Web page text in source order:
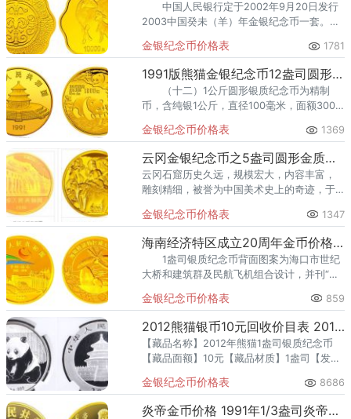
中国人民银行定于2002年9月20日发行
2003中国癸未（羊）年金银纪念币一套。该
均为中华人民共和国法定货币。
金银纪念币价格表 1781
1991版熊猫金银纪念币12盎司圆形金质纪念币
（十二）1公斤圆形银质纪念币为精制
币，含纯银1公斤，直径100毫米，面额300
金银纪念币价格表 1369
云冈金银纪念币之5盎司圆形金质纪念币
云冈石窟历史久远，规模宏大，内容丰富，
雕刻精细，被誉为中国美术史上的奇迹，于
金银纪念币价格表 1347
海南经济特区成立20周年金币价格解说
1盎司银质纪念币背面图案为海口市世纪
大桥和建筑群及民航飞机组合设计，并刊“海
金银纪念币价格表 859
2012熊猫银币10元回收价目表 2012熊猫银币10元市面价值
【藏品名称】2012年熊猫1盎司银质纪念币
【藏品面额】10元【藏品材质】1盎司【发行
宝造币有限公司、上海造币厂、沈阳造币厂
铸造【经销单
金银纪念币价格表 8686
炎帝金币价格 1991年1/3盎司炎帝金币回收价格